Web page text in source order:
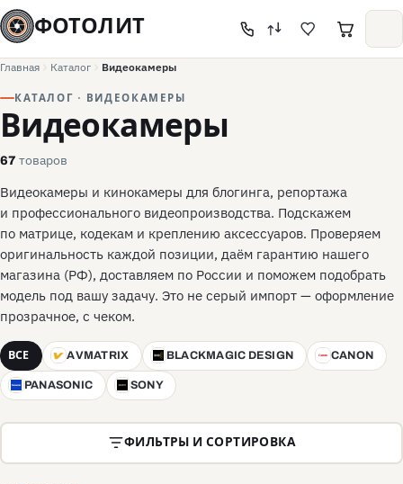
ФОТОЛИТ
Главная Каталог Видеокамеры
КАТАЛОГ · ВИДЕОКАМЕРЫ
Видеокамеры
67 товаров
Видеокамеры и кинокамеры для блогинга, репортажа
и профессионального видеопроизводства. Подскажем
по матрице, кодекам и креплению аксессуаров. Проверяем
оригинальность каждой позиции, даём гарантию нашего
магазина (РФ), доставляем по России и поможем подобрать
модель под вашу задачу. Это не серый импорт — оформление
прозрачное, с чеком.
ВСЕ A AVMATRIX BD BLACKMAGIC DESIGN C CANON
P PANASONIC S SONY
ФИЛЬТРЫ И СОРТИРОВКА